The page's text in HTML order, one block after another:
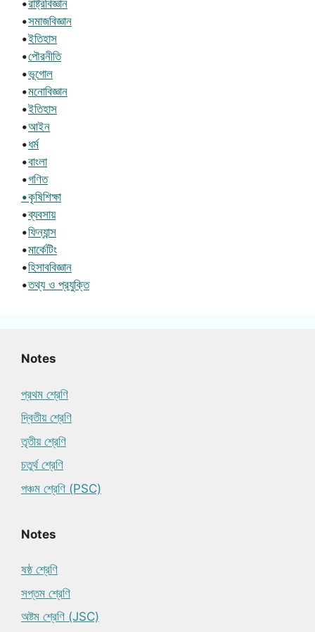
•রাষ্ট্রবিজ্ঞান
•সমাজবিজ্ঞান
•ইতিহাস
•পৌরনীতি
•ভূগোল
•মনোবিজ্ঞান
•ইতিহাস
•আইন
•ধর্ম
•বাংলা
•গণিত
•কৃষিশিক্ষা
•ব্যবসায়
•ফিন্যান্স
•মার্কেটিং
•হিসাববিজ্ঞান
•তথ্য ও প্রযুক্তি
Notes
প্রথম শ্রেণি
দ্বিতীয় শ্রেণি
তৃতীয় শ্রেণি
চতুর্থ শ্রেণি
পঞ্চম শ্রেণি (PSC)
Notes
ষষ্ঠ শ্রেণি
সপ্তম শ্রেণি
অষ্টম শ্রেণি (JSC)